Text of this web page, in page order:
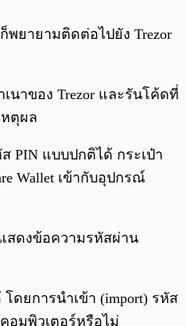
พยายามติดต่อไปยัง Trezor
เนาของ Trezor และรันโค้ดที่
หตุผล
PIN แบบปกติได้ กระเป๋า
Wallet เข้ากับอุปกรณ์
แสดงข้อความรหัสผ่าน
ดยการนำเข้า (import) รหัส
อมพิวเตอร์หรือไม่